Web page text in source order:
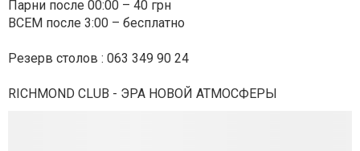
Парни после 00:00 – 40 грн
ВСЕМ после 3:00 – бесплатно
Резерв столов : 063 349 90 24
RICHMOND CLUB - ЭРА НОВОЙ АТМОСФЕРЫ